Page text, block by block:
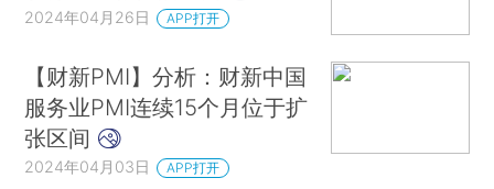
2024年04月26日 APP打开
【财新PMI】分析：财新中国
服务业PMI连续15个月位于扩
张区间
2024年04月03日 APP打开